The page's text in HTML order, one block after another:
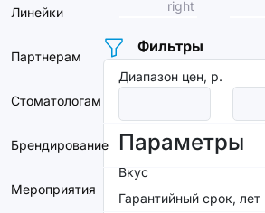
Линейки
Партнерам
Стоматологам
Брендирование
Мероприятия
Фильтры
Диапазон цен, р.
Параметры
Вкус
Гарантийный срок, лет